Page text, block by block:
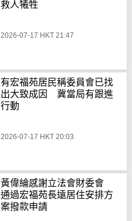
救人犧牲
2026-07-17 HKT 21:47
有宏福苑居民稱委員會已找
出大致成因 冀當局有跟進
行動
2026-07-17 HKT 20:03
黃偉綸感謝立法會財委會
通過宏福苑長遠居住安排方
案撥款申請